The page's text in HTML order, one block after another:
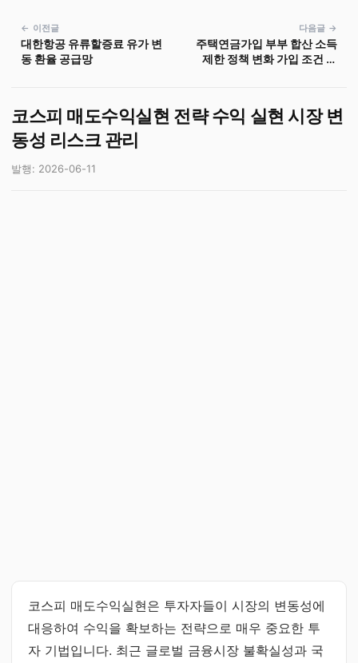
← 이전글
대한항공 유류할증료 유가 변
동 환율 공급망
다음글 →
주택연금가입 부부 합산 소득
제한 정책 변화 가입 조건 소
코스피 매도수익실현 전략 수익 실현 시장 변
동성 리스크 관리
발행: 2026-06-11
코스피 매도수익실현은 투자자들이 시장의 변동성에
대응하여 수익을 확보하는 전략으로 매우 중요한 투
자 기법입니다. 최근 글로벌 금융시장 불확실성과 국